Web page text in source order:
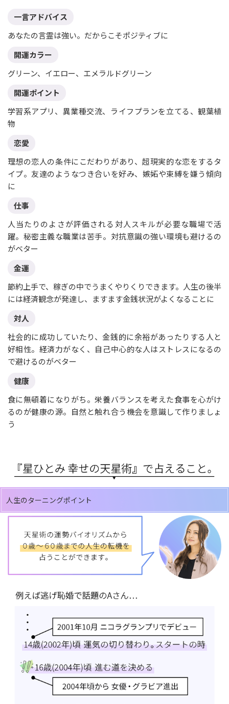
一言アドバイス
あなたの言霊は強い。だからこそポジティブに
開運カラー
グリーン、イエロー、エメラルドグリーン
開運ポイント
学習系アプリ、異業種交流、ライフプランを立てる、観葉植
物
恋愛
理想の恋人の条件にこだわりがあり、超現実的な恋をするタ
イプ。友達のようなつき合いを好み、嫉妬や束縛を嫌う傾向
に
仕事
人当たりのよさが評価される対人スキルが必要な職場で活
躍。秘密主義な職業は苦手。対抗意識の強い環境も避けるの
がベター
金運
節約上手で、稼ぎの中でうまくやりくりできます。人生の後半
には経済観念が発達し、ますます金銭状況がよくなることに
対人
社会的に成功していたり、金銭的に余裕があったりする人と
好相性。経済力がなく、自己中心的な人はストレスになるの
で避けるのがベター
健康
食に無頓着になりがち。栄養バランスを考えた食事を心がけ
るのが健康の源。自然と触れ合う機会を意識して作りましょ
う
人生のターニングポイント